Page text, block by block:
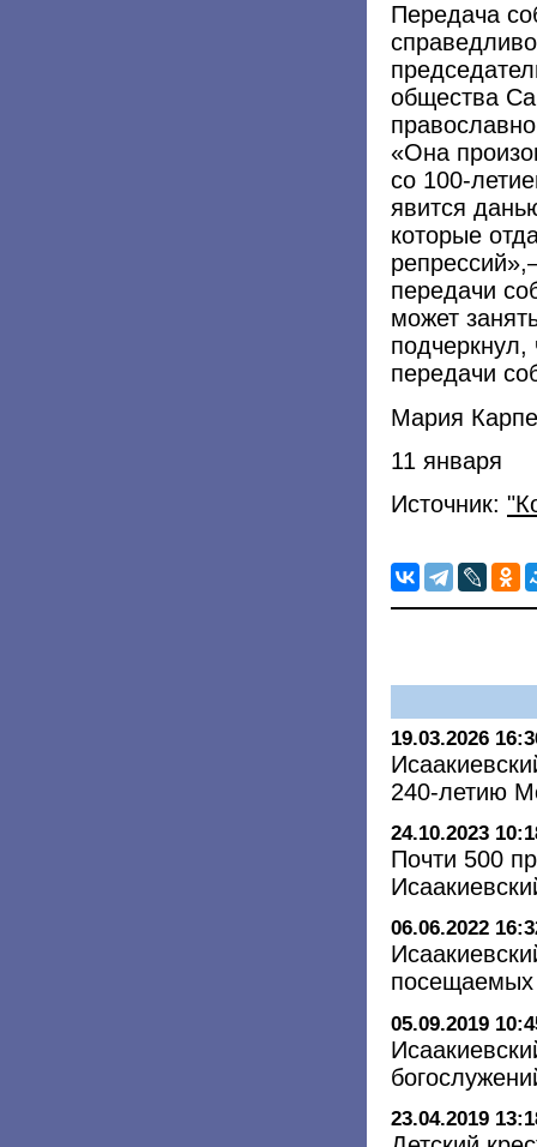
Передача
общества
«Она
со 100-
явится
которые
передачи
может
подчеркнул,
передачи
Мария
11 января
Источник:
19.03.2026
240-летию
24.10.2023
Почти 500
06.06.2022
посещаемых
05.09.2019
23.04.2019